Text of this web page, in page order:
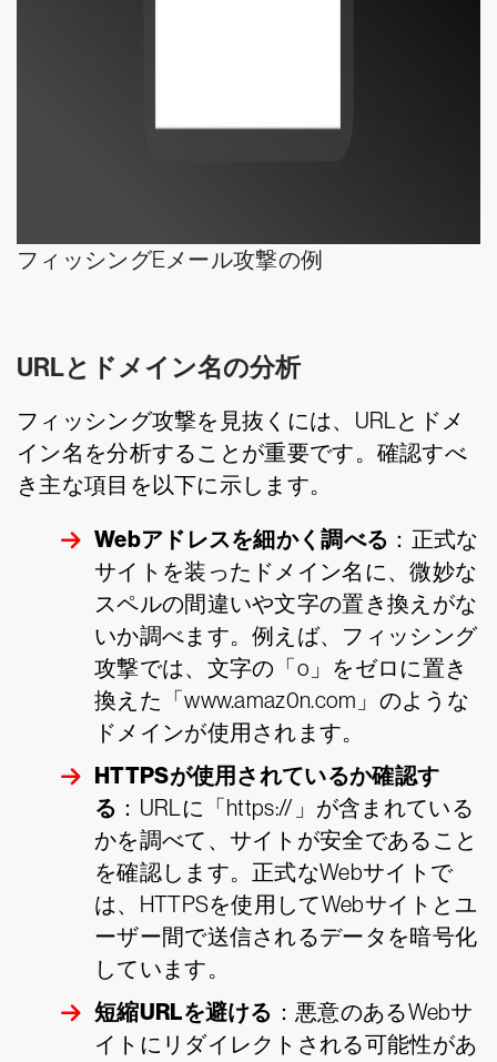
フィッシングEメール攻撃の例
URLとドメイン名の分析
フィッシング攻撃を見抜くには、URLとドメ
イン名を分析することが重要です。確認すべ
き主な項目を以下に示します。
Webアドレスを細かく調べる ：正式な
サイトを装ったドメイン名に、微妙な
スペルの間違いや文字の置き換えがな
いか調べます。例えば、フィッシング
攻撃では、文字の「o」をゼロに置き
換えた「www.amaz0n.com」のような
ドメインが使用されます。
HTTPSが使用されているか確認す
る ：URLに「https://」が含まれている
かを調べて、サイトが安全であること
を確認します。正式なWebサイトで
は、HTTPSを使用してWebサイトとユ
ーザー間で送信されるデータを暗号化
しています。
短縮URLを避ける ：悪意のあるWebサ
イトにリダイレクトされる可能性があ